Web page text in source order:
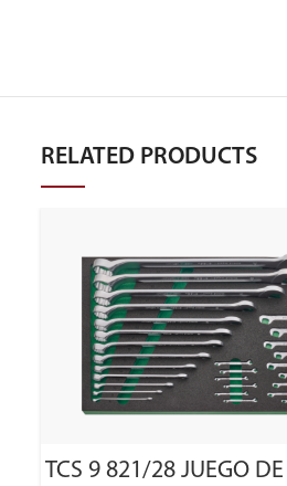
RELATED PRODUCTS
TCS 9 821/28 JUEGO DE